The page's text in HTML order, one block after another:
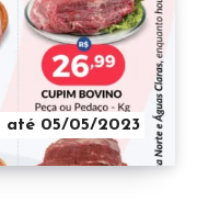
até 05/05/2023